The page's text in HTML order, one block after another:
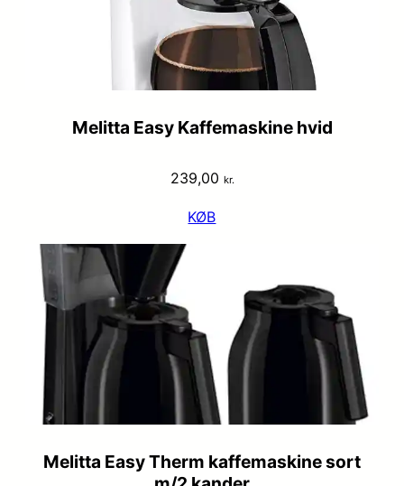
Melitta Easy Kaffemaskine hvid
239,00 kr.
KØB
Melitta Easy Therm kaffemaskine sort